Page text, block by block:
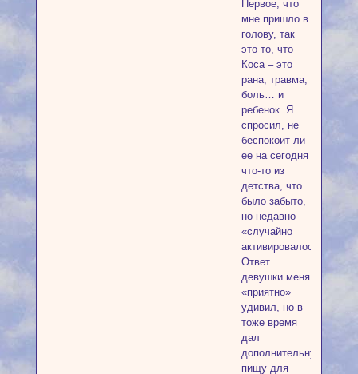
Первое, что
мне пришло в
голову, так
это то, что
Коса – это
рана, травма,
боль… и
ребенок. Я
спросил, не
беспокоит ли
ее на сегодня
что-то из
детства, что
было забыто,
но недавно
«случайно
активировалось»?
Ответ
девушки меня
«приятно»
удивил, но в
тоже время
дал
дополнительную
пищу для